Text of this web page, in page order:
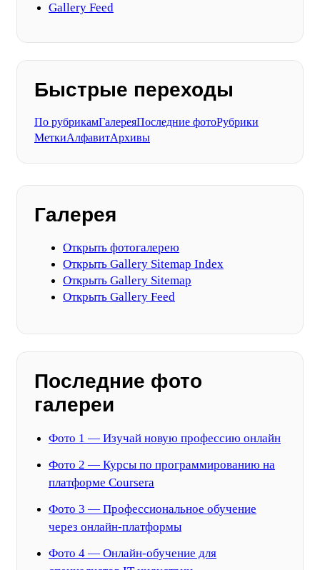
Gallery Feed
Быстрые переходы
По рубрикамГалереяПоследние фотоРубрики
МеткиАлфавитАрхивы
Галерея
Открыть фотогалерею
Открыть Gallery Sitemap Index
Открыть Gallery Sitemap
Открыть Gallery Feed
Последние фото
галереи
Фото 1 — Изучай новую профессию онлайн
Фото 2 — Курсы по программированию на
платформе Coursera
Фото 3 — Профессиональное обучение
через онлайн-платформы
Фото 4 — Онлайн-обучение для